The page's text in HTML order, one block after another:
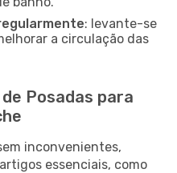
: levante-se
a circulação das
Posadas para
inconvenientes,
essenciais, como